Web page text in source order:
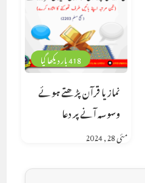
418 بار دیکھا گیا
نماز یا قرآن پڑھتے ہوئے
وسوسہ آنے پر دعا
مئی 28, 2024